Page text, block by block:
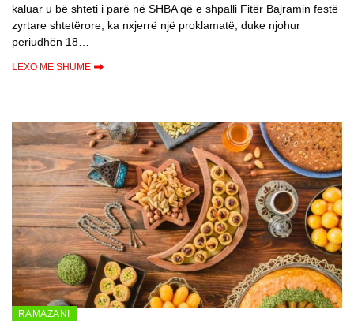
kaluar u bë shteti i parë në SHBA që e shpalli Fitër Bajramin festë
zyrtare shtetërore, ka nxjerrë një proklamatë, duke njohur
periudhën 18…
LEXO MË SHUMË
RAMAZANI